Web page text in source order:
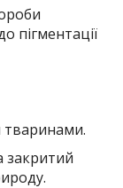
пігментації
тваринами.
закритий